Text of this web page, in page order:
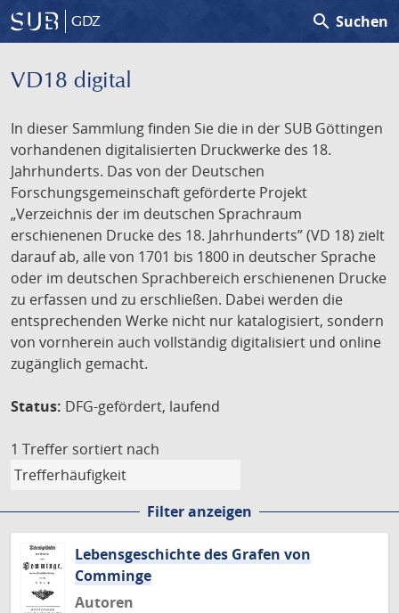
GDZ search Suchen
VD18 digital
In dieser Sammlung finden Sie die in der SUB Göttingen
vorhandenen digitalisierten Druckwerke des 18.
Jahrhunderts. Das von der Deutschen
Forschungsgemeinschaft geförderte Projekt
„Verzeichnis der im deutschen Sprachraum
erschienenen Drucke des 18. Jahrhunderts” (VD 18) zielt
darauf ab, alle von 1701 bis 1800 in deutscher Sprache
oder im deutschen Sprachbereich erschienenen Drucke
zu erfassen und zu erschließen. Dabei werden die
entsprechenden Werke nicht nur katalogisiert, sondern
von vornherein auch vollständig digitalisiert und online
zugänglich gemacht.
Status: DFG-gefördert, laufend
1 Treffer sortiert nach
Filter anzeigen
Lebensgeschichte des Grafen von
Comminge
Autoren